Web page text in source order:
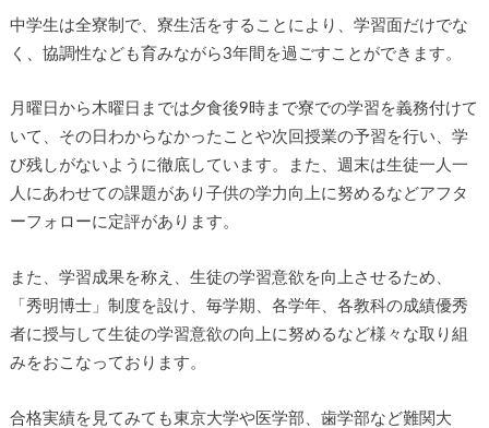
中学生は全寮制で、寮生活をすることにより、学習面だけでな
く、協調性なども育みながら3年間を過ごすことができます。
月曜日から木曜日までは夕食後9時まで寮での学習を義務付けて
いて、その日わからなかったことや次回授業の予習を行い、学
び残しがないように徹底しています。また、週末は生徒一人一
人にあわせての課題があり子供の学力向上に努めるなどアフタ
ーフォローに定評があります。
また、学習成果を称え、生徒の学習意欲を向上させるため、
「秀明博士」制度を設け、毎学期、各学年、各教科の成績優秀
者に授与して生徒の学習意欲の向上に努めるなど様々な取り組
みをおこなっております。
合格実績を見てみても東京大学や医学部、歯学部など難関大